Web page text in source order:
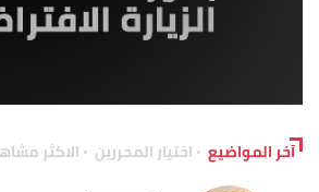
آخر المواضيع اختيار المحررين الاكثر